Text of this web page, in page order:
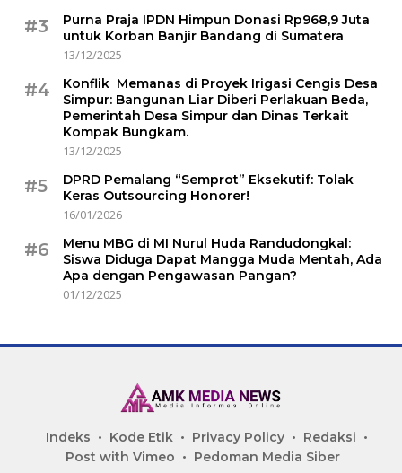
#3
Purna Praja IPDN Himpun Donasi Rp968,9 Juta
untuk Korban Banjir Bandang di Sumatera
13/12/2025
#4
Konflik Memanas di Proyek Irigasi Cengis Desa
Simpur: Bangunan Liar Diberi Perlakuan Beda,
Pemerintah Desa Simpur dan Dinas Terkait
Kompak Bungkam.
13/12/2025
#5
DPRD Pemalang “Semprot” Eksekutif: Tolak
Keras Outsourcing Honorer!
16/01/2026
#6
Menu MBG di MI Nurul Huda Randudongkal:
Siswa Diduga Dapat Mangga Muda Mentah, Ada
Apa dengan Pengawasan Pangan?
01/12/2025
Indeks Kode Etik Privacy Policy
Redaksi
Post with Vimeo
Pedoman Media Siber